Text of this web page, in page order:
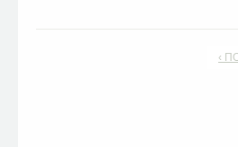
‹